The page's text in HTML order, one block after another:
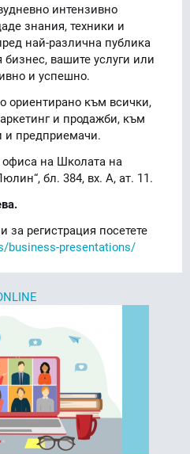
интензивно
знания, техники и
най-различна публика
вашите услуги или
и успешно.
ориентирано към всички,
и продажби, към
и предприемачи.
офиса на Школата на
бл. 384, вх. А, ат. 11.
регистрация посетете
business-presentations/